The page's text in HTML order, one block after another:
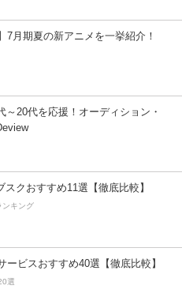
7月期夏の新アニメを一挙紹介！
～20代を応援！オーディション・
クおすすめ11選【徹底比較】
ンキング
ービスおすすめ40選【徹底比較】
選